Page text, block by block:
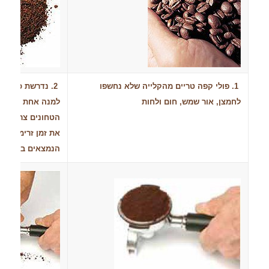
1. פולי קפה טריים מהקלייה שלא נחשפו
לחמצן, אור שמש, חום ולחות
2. נדרשת
למנה אחת או
הטחונים צריך
הנמצאים בלחץ (9 בר) ל 25 שניות.